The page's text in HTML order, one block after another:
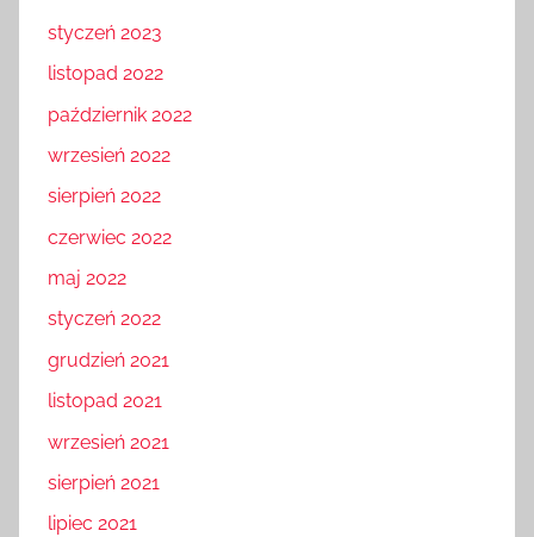
styczeń 2023
listopad 2022
październik 2022
wrzesień 2022
sierpień 2022
czerwiec 2022
maj 2022
styczeń 2022
grudzień 2021
listopad 2021
wrzesień 2021
sierpień 2021
lipiec 2021